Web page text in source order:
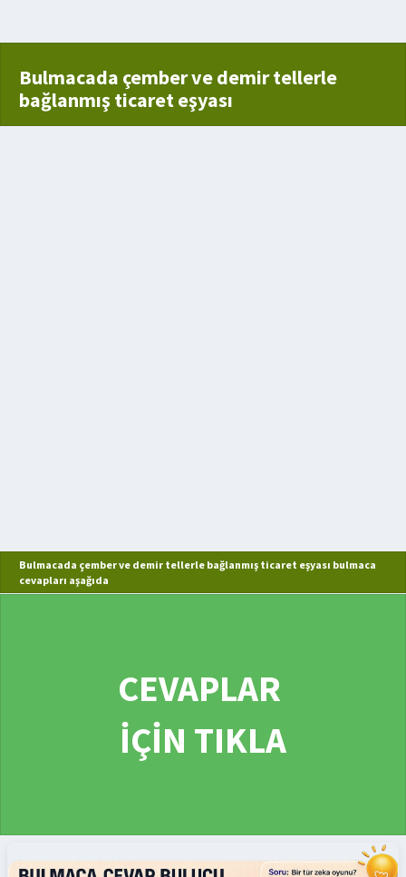
Bulmacada çember ve demir tellerle
bağlanmış ticaret eşyası
Bulmacada çember ve demir tellerle bağlanmış ticaret eşyası bulmaca
cevapları aşağıda
CEVAPLAR
İÇİN TIKLA